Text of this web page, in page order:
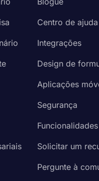
Centro de ajuda
Integrações
Design de
Aplicações
Segurança
Funcionalidades
Solicitar um
Pergunte à